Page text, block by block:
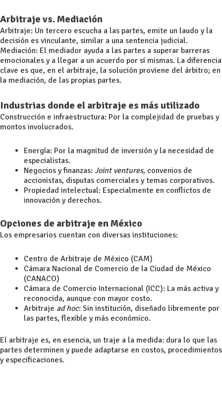
Arbitraje vs. Mediación
Arbitraje: Un tercero escucha a las partes, emite un laudo y la
decisión es vinculante, similar a una sentencia judicial.
Mediación: El mediador ayuda a las partes a superar barreras
emocionales y a llegar a un acuerdo por sí mismas. La diferencia
clave es que, en el arbitraje, la solución proviene del árbitro; en
la mediación, de las propias partes.
Industrias donde el arbitraje es más utilizado
Construcción e infraestructura: Por la complejidad de pruebas y
montos involucrados.
Energía: Por la magnitud de inversión y la necesidad de
especialistas.
Negocios y finanzas: Joint ventures, convenios de
accionistas, disputas comerciales y temas corporativos.
Propiedad intelectual: Especialmente en conflictos de
innovación y derechos.
Opciones de arbitraje en México
Los empresarios cuentan con diversas instituciones:
Centro de Arbitraje de México (CAM)
Cámara Nacional de Comercio de la Ciudad de México
(CANACO)
Cámara de Comercio Internacional (ICC): La más activa y
reconocida, aunque con mayor costo.
Arbitraje ad hoc: Sin institución, diseñado libremente por
las partes, flexible y más económico.
El arbitraje es, en esencia, un traje a la medida: dura lo que las
partes determinen y puede adaptarse en costos, procedimientos
y especificaciones.